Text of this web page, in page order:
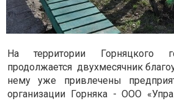
На территории Горняцкого
продолжается двухмесячник
нему уже привлечены
организации Горняка - ООО